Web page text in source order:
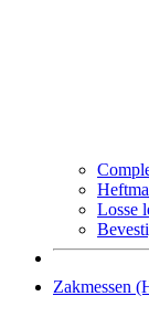
Losse
Zakmessen